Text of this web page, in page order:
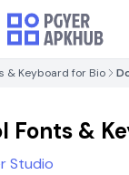
& Keyboard for Bio
Fonts &
Studio